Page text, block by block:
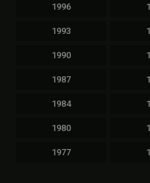
1996
1993
1990
1987
1984
1980
1977